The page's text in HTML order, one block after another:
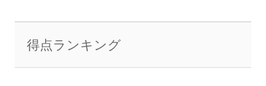
得点ランキング